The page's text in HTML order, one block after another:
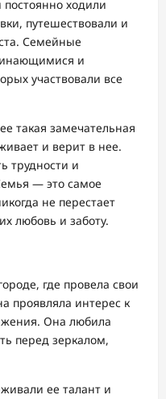
ходили
путешествовали и
Семейные
и
участвовали все
такая замечательная
и верит в нее.
трудности и
— это самое
не перестает
любовь и заботу.
где провела свои
проявляла интерес к
Она любила
перед зеркалом,
ее талант и